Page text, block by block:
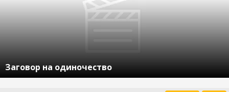
Заговор на одиночество